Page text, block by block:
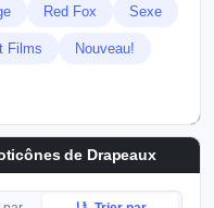
Red Fox Sexe
Films Nouveau!
de Drapeaux